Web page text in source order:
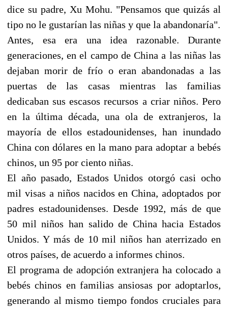
dice su padre, Xu Mohu. "Pensamos que quizás al
tipo no le gustarían las niñas y que la abandonaría".
Antes, esa era una idea razonable. Durante
generaciones, en el campo de China a las niñas las
dejaban morir de frío o eran abandonadas a las
puertas de las casas mientras las familias
dedicaban sus escasos recursos a criar niños. Pero
en la última década, una ola de extranjeros, la
mayoría de ellos estadounidenses, han inundado
China con dólares en la mano para adoptar a bebés
chinos, un 95 por ciento niñas.
El año pasado, Estados Unidos otorgó casi ocho
mil visas a niños nacidos en China, adoptados por
padres estadounidenses. Desde 1992, más de que
50 mil niños han salido de China hacia Estados
Unidos. Y más de 10 mil niños han aterrizado en
otros países, de acuerdo a informes chinos.
El programa de adopción extranjera ha colocado a
bebés chinos en familias ansiosas por adoptarlos,
generando al mismo tiempo fondos cruciales para